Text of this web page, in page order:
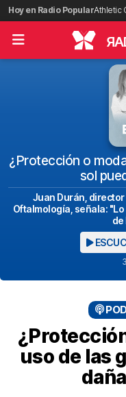
Saltar
al
contenido
Hoy en Radio PopularAthletic
R
¿Protección o
sol
Juan Durán,
Oftalmología, señala:
de
uso de las